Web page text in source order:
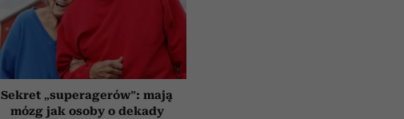
Sekret „superagerów”: mają
mózg jak osoby o dekady